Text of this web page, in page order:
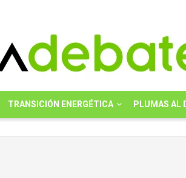
TRANSICIÓN ENERGÉTICA PLUMAS AL